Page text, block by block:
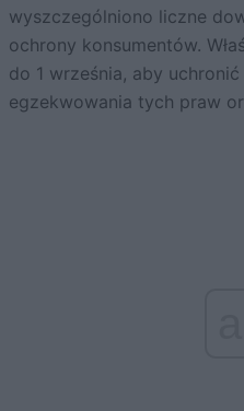
wyszczególniono liczne
ochrony konsumentów.
do 1 września, aby
egzekwowania tych praw